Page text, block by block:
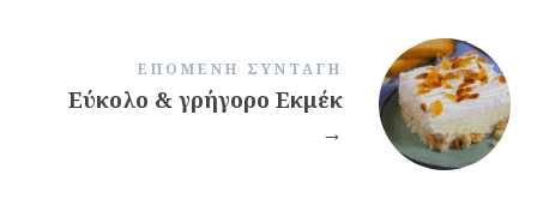
ΕΠΌΜΕΝΗ ΣΥΝΤΑΓΉ
Εύκολο & γρήγορο Εκμέκ
→